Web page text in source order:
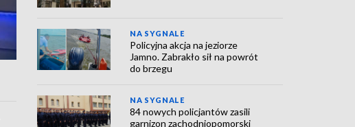
NA SYGNALE
Policyjna akcja na jeziorze
Jamno. Zabrakło sił na powrót
do brzegu
NA SYGNALE
84 nowych policjantów zasili
garnizon zachodniopomorski